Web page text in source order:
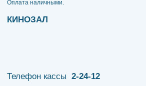
​​​​​​​Оплата наличными.
КИНОЗАЛ
Телефон кассы 2-24-12